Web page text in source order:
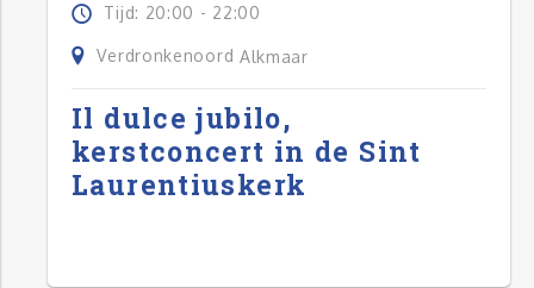
Tijd: 20:00 - 22:00
Verdronkenoord Alkmaar
Il dulce jubilo,
kerstconcert in de Sint
Laurentiuskerk